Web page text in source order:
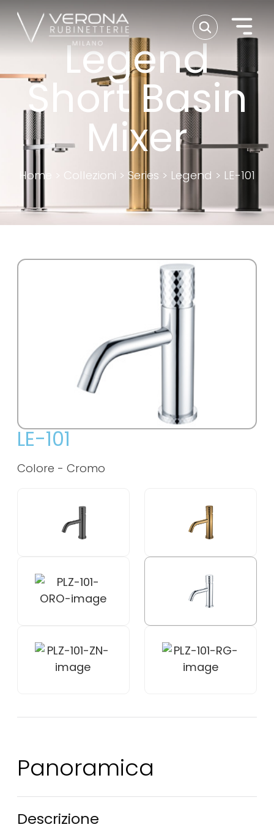
Legend
Short Basin
Mixer
Home Collezioni > Series > Legend > LE-101
LE-101
Colore - Cromo
Panoramica
Descrizione